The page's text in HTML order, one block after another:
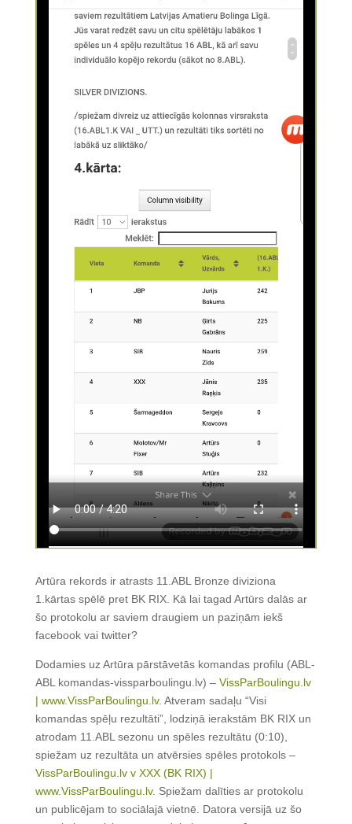
Artūra rekords ir atrasts 11.ABL Bronze diviziona
1.kārtas spēlē pret BK RIX. Kā lai tagad Artūrs dalās ar
šo protokolu ar saviem draugiem un paziņām iekš
facebook vai twitter?
Dodamies uz Artūra pārstāvetās komandas profilu (ABL-
ABL komandas-vissparboulingu.lv) – VissParBoulingu.lv
| www.VissParBoulingu.lv. Atveram sadaļu “Visi
komandas spēļu rezultāti”, lodziņā ierakstām BK RIX un
atrodam 11.ABL sezonu un spēles rezultātu (0:10),
spiežam uz rezultāta un atvērsies spēles protokols –
VissParBoulingu.lv v XXX (BK RIX) |
www.VissParBoulingu.lv. Spiežam dalīties ar protokolu
un publicējam to sociālajā vietnē. Datora versijā uz šo